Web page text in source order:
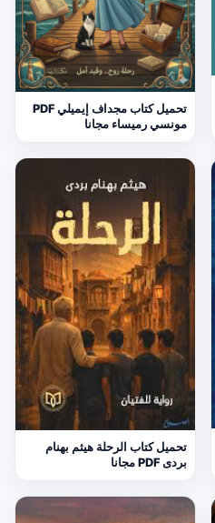
تحميل كتاب مجداف إيميلي PDF
مونسي رميساء مجانا
تحميل كتاب الرحلة هيثم بهنام
بردى PDF مجانا